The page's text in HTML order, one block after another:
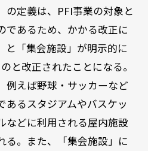
の定義は、PFI事業の対象と
であるため、かかる改正に
と「集会施設」が明示的に
と改正されたことになる。
例えば野球・サッカーなど
あるスタジアムやバスケッ
などに利用される屋内施設
る。また、「集会施設」に